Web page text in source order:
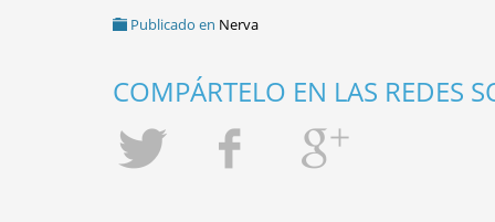
Publicado en Nerva
COMPÁRTELO EN LAS REDES